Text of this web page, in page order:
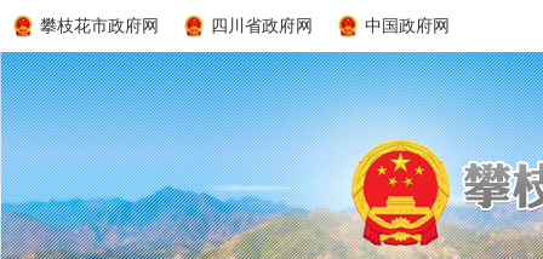
攀枝花市政府网 四川省政府网 中国政府网